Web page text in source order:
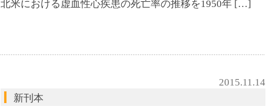
北米における虚血性心疾患の死亡率の推移を1950年 […]
2015.11.14
新刊本